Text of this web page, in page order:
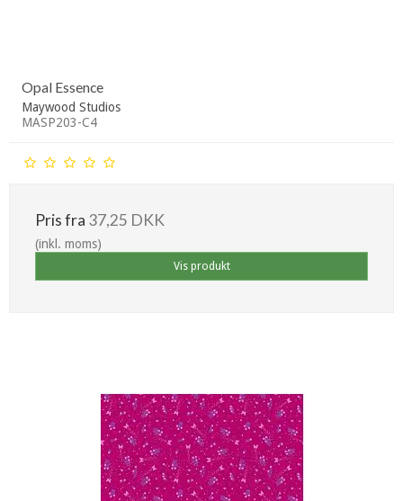
Opal Essence
Maywood Studios
MASP203-C4
Pris fra 37,25 DKK
(inkl. moms)
Vis produkt